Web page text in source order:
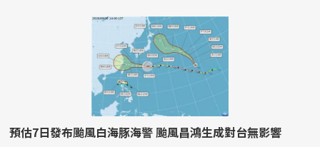
預估7日發布颱風白海豚海警 颱風昌鴻生成對台無影響